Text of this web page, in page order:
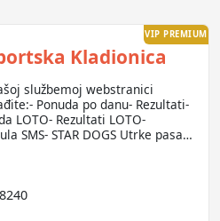
VIP PREMIUM
Kladionica
službemoj webstranici
Ponuda po danu- Rezultati-
LOTO- Rezultati LOTO-
SMS- STAR DOGS Utrke pasai
kladionica - formula
listica - formula kladionica